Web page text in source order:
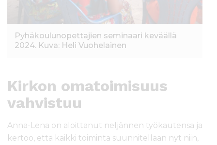
Pyhäkoulunopettajien seminaari keväällä
2024. Kuva: Heli Vuohelainen
Kirkon omatoimisuus
vahvistuu
Anna-Lena on aloittanut neljännen työkautensa ja
kertoo, että kaikki toiminta suunnitellaan nyt niin,